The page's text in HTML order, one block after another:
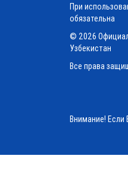
При
обязательна
© 2026
Узбекистан
Все права
Внимание! Если